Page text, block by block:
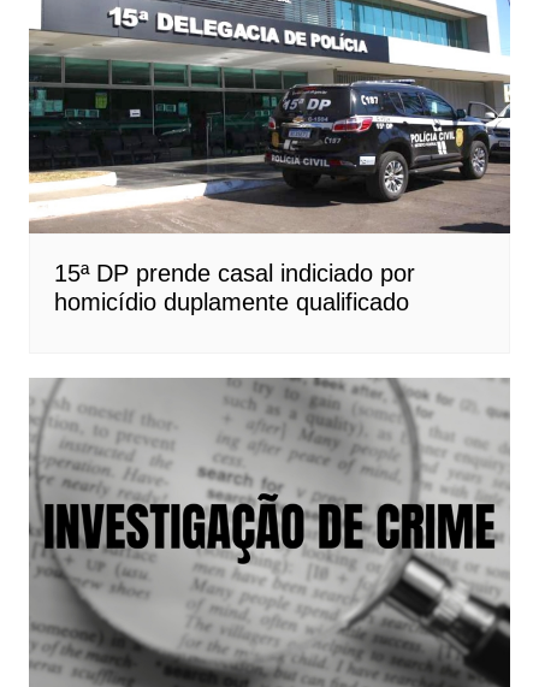
15ª DP prende casal indiciado por
homicídio duplamente qualificado